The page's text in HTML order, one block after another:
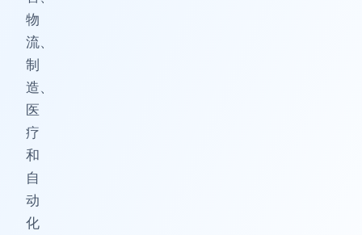
物
流、
制
造、
医
疗
和
自
动
化